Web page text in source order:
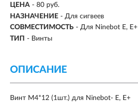
ЦЕНА - 80 руб.
НАЗНАЧЕНИЕ - Для сигвеев
СОВМЕСТИМОСТЬ - Для Ninebot E, E+
ТИП - Винты
ОПИСАНИЕ
Винт М4*12 (1шт.) для Ninebot- E, E+